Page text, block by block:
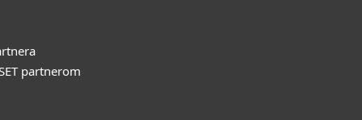
partnerom